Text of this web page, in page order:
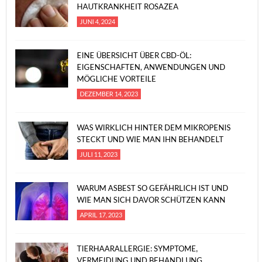
HAUTKRANKHEIT ROSAZEA
JUNI 4, 2024
EINE ÜBERSICHT ÜBER CBD-ÖL:
EIGENSCHAFTEN, ANWENDUNGEN UND
MÖGLICHE VORTEILE
DEZEMBER 14, 2023
WAS WIRKLICH HINTER DEM MIKROPENIS
STECKT UND WIE MAN IHN BEHANDELT
JULI 11, 2023
WARUM ASBEST SO GEFÄHRLICH IST UND
WIE MAN SICH DAVOR SCHÜTZEN KANN
APRIL 17, 2023
TIERHAARALLERGIE: SYMPTOME,